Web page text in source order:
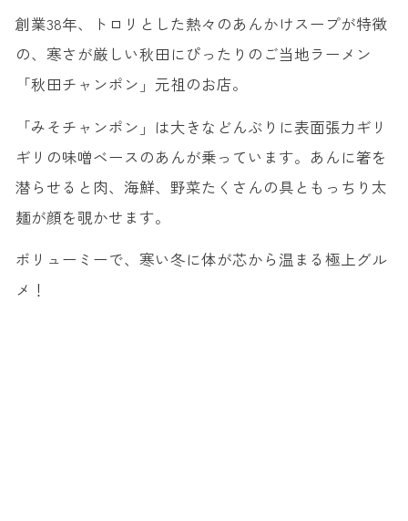
創業38年、トロリとした熱々のあんかけスープが特徴
の、寒さが厳しい秋田にぴったりのご当地ラーメン
「秋田チャンポン」元祖のお店。
「みそチャンポン」は大きなどんぶりに表面張力ギリ
ギリの味噌ベースのあんが乗っています。あんに箸を
潜らせると肉、海鮮、野菜たくさんの具ともっちり太
麺が顔を覗かせます。
ボリューミーで、寒い冬に体が芯から温まる極上グル
メ！